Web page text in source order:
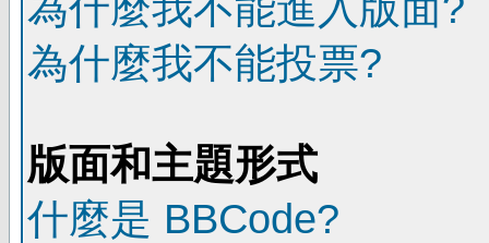
為什麼我不能投票?
版面和主題形式
什麼是 BBCode?